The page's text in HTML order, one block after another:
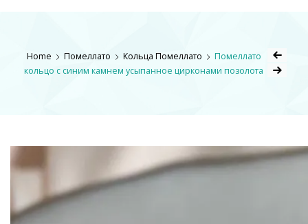
Home Помеллато Кольца Помеллато
Помеллато
кольцо с синим камнем усыпанное цирконами позолота